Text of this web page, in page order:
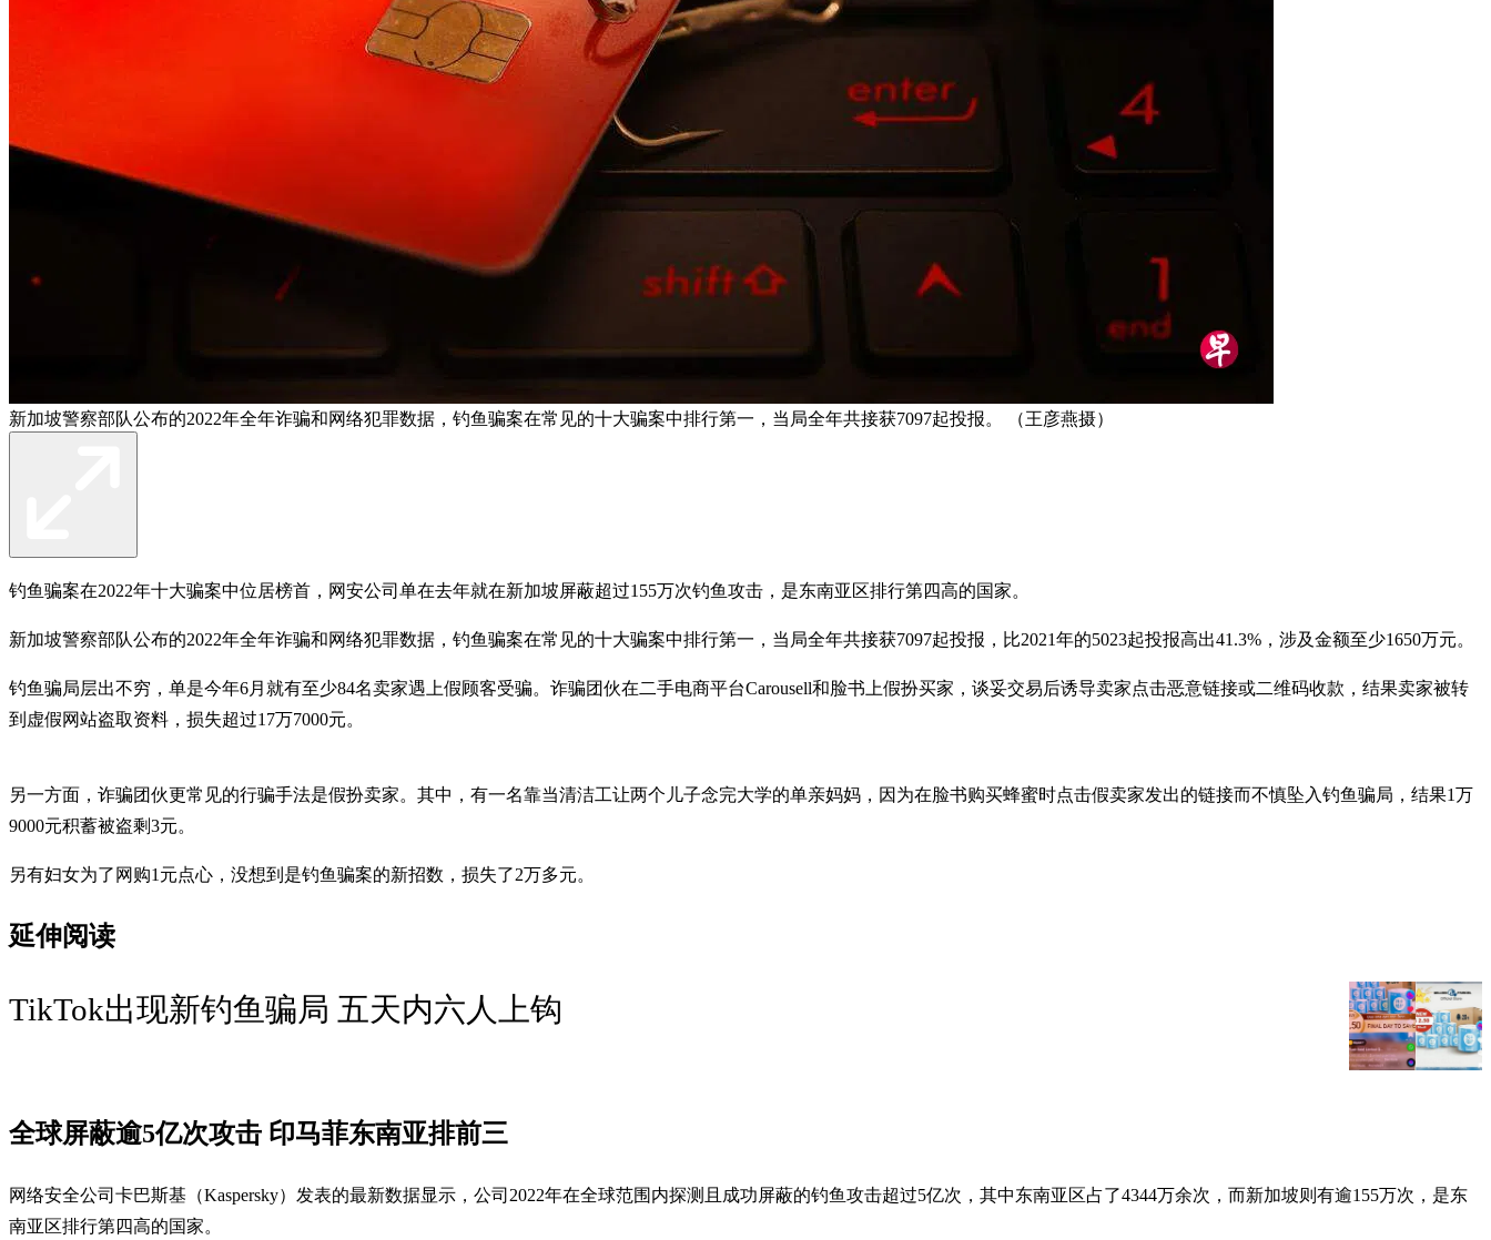
新加坡警察部队公布的2022年全年诈骗和网络犯罪数据，钓鱼骗案在常见的十大骗案中排行第一，当局全年共接获7097起投报。 （王彦燕摄）
钓鱼骗案在2022年十大骗案中位居榜首，网安公司单在去年就在新加坡屏蔽超过155万次钓鱼攻击，是东南亚区排行第四高的国家。
新加坡警察部队公布的2022年全年诈骗和网络犯罪数据，钓鱼骗案在常见的十大骗案中排行第一，当局全年共接获7097起投报，比2021年的5023起投报高出41.3%，涉及金额至少1650万元。
钓鱼骗局层出不穷，单是今年6月就有至少84名卖家遇上假顾客受骗。诈骗团伙在二手电商平台Carousell和脸书上假扮买家，谈妥交易后诱导卖家点击恶意链接或二维码收款，结果卖家被转
到虚假网站盗取资料，损失超过17万7000元。
另一方面，诈骗团伙更常见的行骗手法是假扮卖家。其中，有一名靠当清洁工让两个儿子念完大学的单亲妈妈，因为在脸书购买蜂蜜时点击假卖家发出的链接而不慎坠入钓鱼骗局，结果1万
9000元积蓄被盗剩3元。
另有妇女为了网购1元点心，没想到是钓鱼骗案的新招数，损失了2万多元。
延伸阅读
TikTok出现新钓鱼骗局 五天内六人上钩
全球屏蔽逾5亿次攻击 印马菲东南亚排前三
网络安全公司卡巴斯基（Kaspersky）发表的最新数据显示，公司2022年在全球范围内探测且成功屏蔽的钓鱼攻击超过5亿次，其中东南亚区占了4344万余次，而新加坡则有逾155万次，是东
南亚区排行第四高的国家。